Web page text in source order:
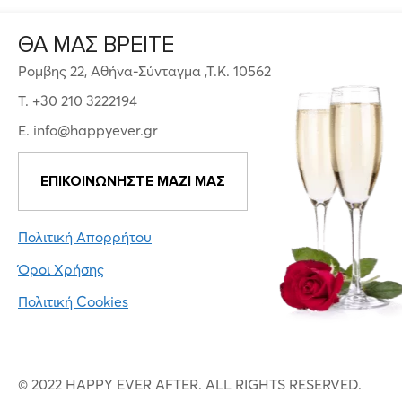
ΘΑ ΜΑΣ ΒΡΕΙΤΕ
Ρομβης 22, Αθήνα-Σύνταγμα ,Τ.Κ. 10562
T. +30 210 3222194
E. info@happyever.gr
ΕΠΙΚΟΙΝΩΝΗΣΤΕ ΜΑΖΙ ΜΑΣ
Πολιτική Απορρήτου
Όροι Χρήσης
Πολιτική Cookies
© 2022 HAPPY EVER AFTER. ALL RIGHTS RESERVED.